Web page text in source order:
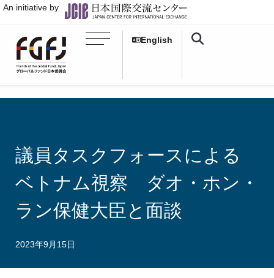
An initiative by
English
議員タスクフォースによる
ベトナム視察 ダオ・ホン・
ラン保健大臣と面談
2023年9月15日